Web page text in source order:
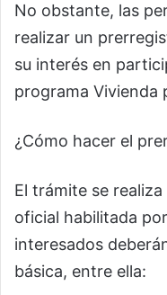
No obstante, las
realizar un
su interés en
programa Vivienda
¿Cómo hacer el
El trámite se
oficial habilitada
interesados
básica, entre ella: